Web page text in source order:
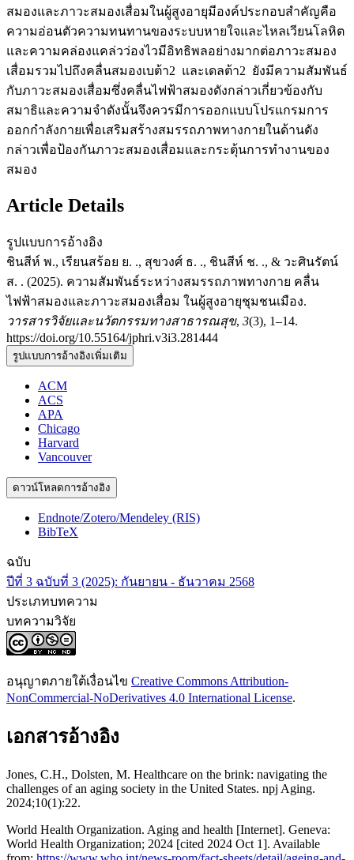
สมองและภาวะสมองเสื่อมในผู้สูงอายุมีองค์ประกอบสำคัญคือ
ความอ่อนตัวความทนทานของระบบหายใจและไหลเวียนโลหิต
และความคล่องแคล่วว่องไวมีอิทธิพลอย่างมากต่อภาวะสมอง
เสื่อมรวมไปถึงคลื่นสมองเบต้า2 และเดลต้า2 ยังมีความสัมพันธ์
กับภาวะสมองเสื่อมซึ่งคลื่นไฟฟ้าสมองดังกล่าวเกี่ยวข้องกับ
สมาธิและความจำดังนั้นจึงควรมีการออกแบบโปรแกรมการ
ออกกำลังกายเพื่อเสริมสร้างสมรรถภาพทางกายในด้านดัง
กล่าวเพื่อป้องกันภาวะสมองเสื่อมและกระตุ้นการทำงานของ
สมอง
Article Details
รูปแบบการอ้างอิง
ชินสีห์ พ., เรียนสร้อย ย. ., สุขวงศ์ ธ. ., ชินสีห์ ช. ., & วะศินรัตน์
ส. . (2025). ความสัมพันธ์ระหว่างสมรรถภาพทางกาย คลื่น
ไฟฟ้าสมองและภาวะสมองเสื่อม ในผู้สูงอายุชุมชนเมือง.
วารสารวิจัยและนวัตกรรมทางสาธารณสุข, 3(3), 1–14.
https://doi.org/10.55164/jphri.v3i3.281444
รูปแบบการอ้างอิงเพิ่มเติม
ACM
ACS
APA
Chicago
Harvard
Vancouver
ดาวน์โหลดการอ้างอิง
Endnote/Zotero/Mendeley (RIS)
BibTeX
ฉบับ
ปีที่ 3 ฉบับที่ 3 (2025): กันยายน - ธันวาคม 2568
ประเภทบทความ
บทความวิจัย
อนุญาตภายใต้เงื่อนไข Creative Commons Attribution-
NonCommercial-NoDerivatives 4.0 International License.
เอกสารอ้างอิง
Jones, C.H., Dolsten, M. Healthcare on the brink: navigating the
challenges of an aging society in the United States. npj Aging.
2024;10(1):22.
World Health Organization. Aging and health [Internet]. Geneva:
World Health Organization; 2024 [cited 2024 Oct 1]. Available